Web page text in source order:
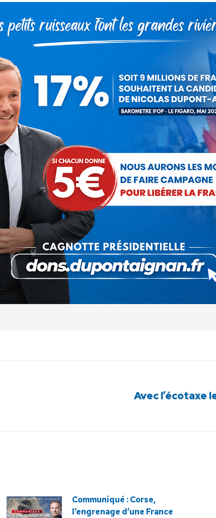
qui aura gagné. Karel de Gucht, le commissaire
depuis 20 ans. Nous savons que l'Union européenne et
Nous voulons la coopération de nations libres parce
penché la balance…
: Communiqués ParDebout La France 24 octobre
Partager cet article
Partager
sur
Facebook
Partager
sur
X
sur
Pinterest
sur
LinkedIn
sur
WhatsApp
Article
Avec l’écotaxe
Communiqué : Corse,
l’engrenage d’une France